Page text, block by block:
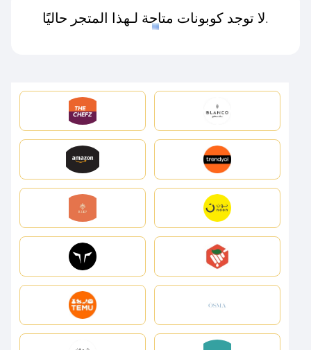
لا توجد كوبونات متاحة لـهذا المتجر حاليًا.